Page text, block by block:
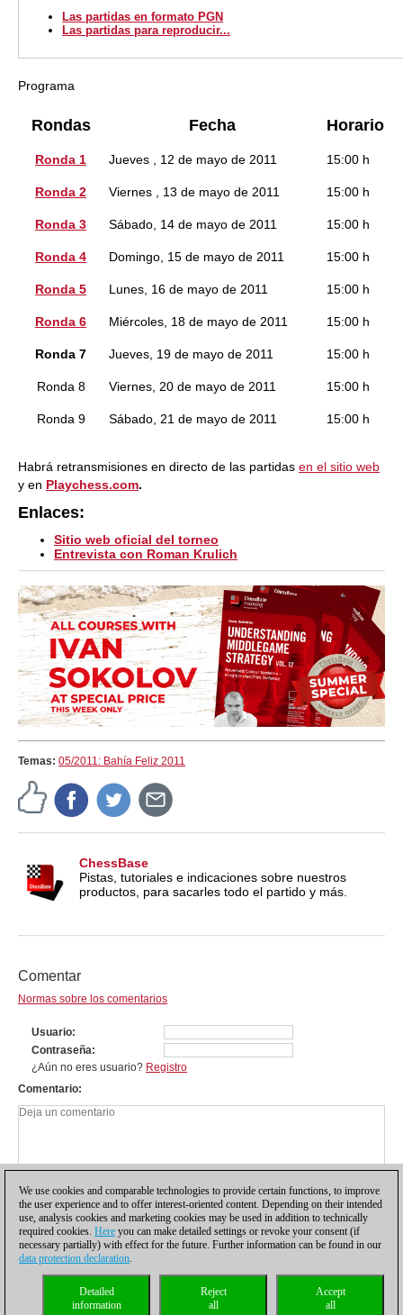
Las partidas en formato PGN
Las partidas para reproducir...
Programa
Rondas Fecha Horario
Ronda 1 Jueves , 12 de mayo de 2011 15:00 h
Ronda 2 Viernes , 13 de mayo de 2011 15:00 h
Ronda 3 Sábado, 14 de mayo de 2011 15:00 h
Ronda 4 Domingo, 15 de mayo de 2011 15:00 h
Ronda 5 Lunes, 16 de mayo de 2011 15:00 h
Ronda 6 Miércoles, 18 de mayo de 2011 15:00 h
Ronda 7 Jueves, 19 de mayo de 2011 15:00 h
Ronda 8 Viernes, 20 de mayo de 2011 15:00 h
Ronda 9 Sábado, 21 de mayo de 2011 15:00 h
Habrá retransmisiones en directo de las partidas en el sitio web
y en Playchess.com.
Enlaces:
Sitio web oficial del torneo
Entrevista con Roman Krulich
Temas: 05/2011: Bahía Feliz 2011
ChessBase
Pistas, tutoriales e indicaciones sobre nuestros
productos, para sacarles todo el partido y más.
Comentar
Normas sobre los comentarios
Usuario
Contraseña
¿Aún no eres usuario? Registro
Comentario
Política de privacidad |Para contactar Cookies Management
Licencias
Compliance Hotline
We use cookies and comparable technologies to provide certain functions, to improve
the user experience and to offer interest-oriented content. Depending on their intended
use, analysis cookies and marketing cookies may be used in addition to technically
required cookies. Here you can make detailed settings or revoke your consent (if
necessary partially) with effect for the future. Further information can be found in our
data protection declaration.
Accept
all
Reject
all
Detailed
information